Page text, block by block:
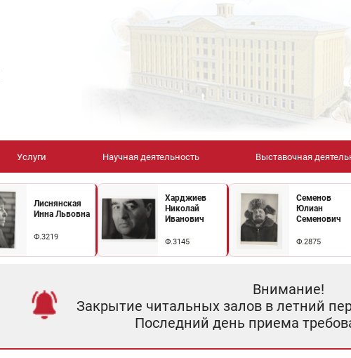
Услуги Научная деятельность Выставочная
Лиснянская
Инна Львовна
Ф.3219
Харджиев
Николай
Иванович
Ф.3145
Семенов
Юлиан
Семенович
Ф.2875
Внимание!
Закрытие читальных залов в летний
Последний день приема